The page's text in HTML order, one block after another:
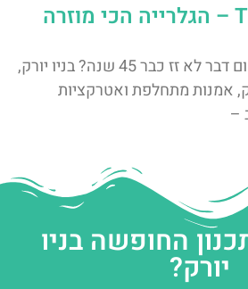
The Earth Room – הגלרייה הכי מוזרה
מה מחכה בחדר שבו שום דבר לא זז כבר 45 שנה? בניו יורק,
אמנות מתחלפת ואטרקציות
–
החופשה בניו
יורק?